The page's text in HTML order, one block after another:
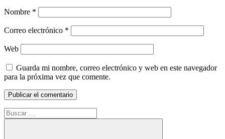
Nombre *
Correo electrónico *
Web
Guarda mi nombre, correo electrónico y web en este navegador
para la próxima vez que comente.
Buscar: